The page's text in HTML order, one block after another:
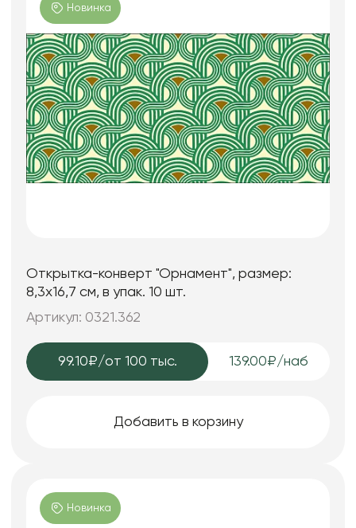
Новинка
Открытка-конверт "Орнамент", размер:
8,3х16,7 см, в упак. 10 шт.
Артикул: 0321.362
99.10₽/от 100 тыс. 139.00₽/наб
Добавить в корзину
Новинка